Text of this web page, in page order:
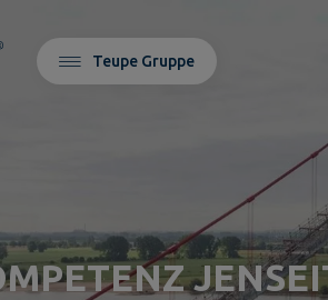
Teupe Gruppe